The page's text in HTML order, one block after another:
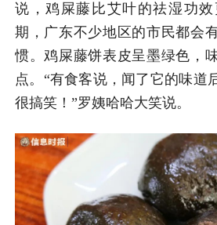
说，鸡屎藤比艾叶的祛湿功
期，广东不少地区的市民都会
惯。鸡屎藤饼表皮呈墨绿色，
点。“有食客说，闻了它的味道
很搞笑！”罗姨哈哈大笑说。